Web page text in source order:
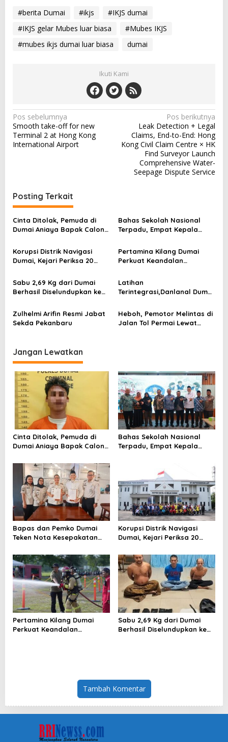
#berita Dumai #ikjs
#IKJS dumai
#IKJS gelar Mubes luar biasa
#Mubes IKJS
#mubes ikjs dumai luar biasa
dumai
Ikuti Kami
N
a
v
a
s
i
p
o
s
Pos sebelumnya
Smooth take-off for new
Terminal 2 at Hong Kong
International Airport
Pos berikutnya
Leak Detection + Legal
Claims, End-to-End: Hong
Kong Civil Claim Centre × HK
Find Surveyor Launch
Comprehensive Water-
Seepage Dispute Service
Posting Terkait
Cinta Ditolak, Pemuda di
Dumai Aniaya Bapak Calon
Bahas Sekolah Nasional
Terpadu, Empat Kepala
Kemendikdasmen
Korupsi Distrik Navigasi
Dumai, Kejari Periksa 20
Pertamina Kilang Dumai
Perkuat Keandalan
Sabu 2,69 Kg dari Dumai
Berhasil Diselundupkan ke
Latihan
Terintegrasi,Danlanal Dumai
Korps Arhanud
Zulhelmi Arifin Resmi Jabat
Sekda Pekanbaru
Heboh, Pemotor Melintas di
Jalan Tol Permai Lewat
Jangan Lewatkan
Cinta Ditolak, Pemuda di
Dumai Aniaya Bapak Calon
Bahas Sekolah Nasional
Terpadu, Empat Kepala
Bapas dan Pemko Dumai
Teken Nota Kesepakatan
Kerja Sosial
Korupsi Distrik Navigasi
Dumai, Kejari Periksa 20
Pertamina Kilang Dumai
Perkuat Keandalan
Sabu 2,69 Kg dari Dumai
Berhasil Diselundupkan ke
Tambah Komentar